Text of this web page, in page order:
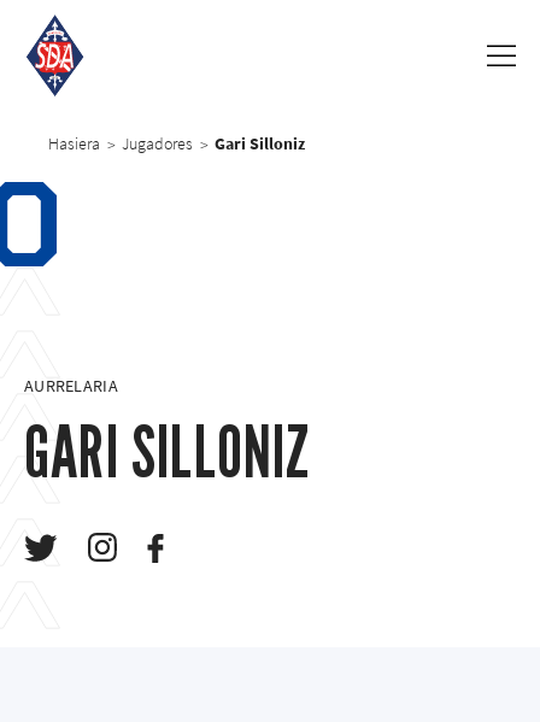
Hasiera > Jugadores > Gari Silloniz
AURRELARIA
GARI SILLONIZ